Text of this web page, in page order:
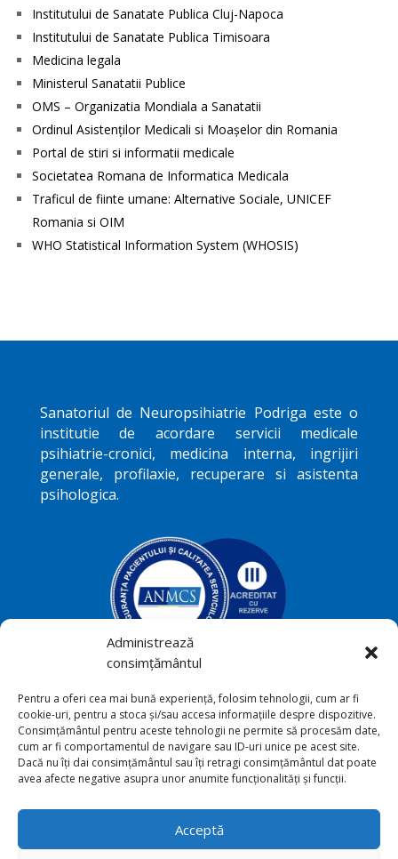
Administrează
consimțământul
Pentru a oferi cea mai bună experiență, folosim tehnologii, cum ar fi
cookie-uri, pentru a stoca și/sau accesa informațiile despre dispozitive.
Consimțământul pentru aceste tehnologii ne permite să procesăm date,
cum ar fi comportamentul de navigare sau ID-uri unice pe acest site.
Dacă nu îți dai consimțământul sau îți retragi consimțământul dat poate
avea afecte negative asupra unor anumite funcționalități și funcții.
Acceptă
Institutului de Sanatate Publica Cluj-Napoca
Institutului de Sanatate Publica Timisoara
Medicina legala
Ministerul Sanatatii Publice
OMS – Organizatia Mondiala a Sanatatii
Ordinul Asistenţilor Medicali si Moaşelor din Romania
Portal de stiri si informatii medicale
Societatea Romana de Informatica Medicala
Traficul de fiinte umane: Alternative Sociale, UNICEF
Romania si OIM
WHO Statistical Information System (WHOSIS)
Sanatoriul de Neuropsihiatrie Podriga este o
institutie de acordare servicii medicale
psihiatrie-cronici, medicina interna, ingrijiri
generale, profilaxie, recuperare si asistenta
psihologica.

Podriga, com. Draguseni, jud.
Botoşani
 +40231 541 211